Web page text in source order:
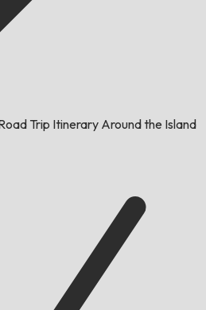
Trip Itinerary Around the Island